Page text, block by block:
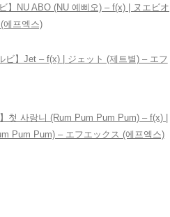
】NU ABO (NU 예삐오) – ​f(x) | ヌエビオ
에프엑스)
ビ】Jet – ​f(x) | ジェット (제트별) – エフ
첫 사랑니 (Rum Pum Pum Pum) – ​f(x) |
Pum Pum) – エフエックス (에프엑스)